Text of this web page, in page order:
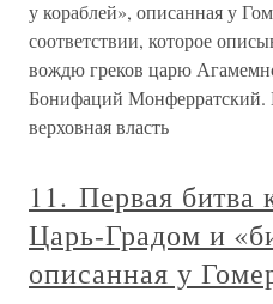
у кораблей», описанная у
соответствии, которое
вождю греков царю
Бонифаций Монферратский.
верховная власть
11. Первая битва
Царь-Градом и
описанная у